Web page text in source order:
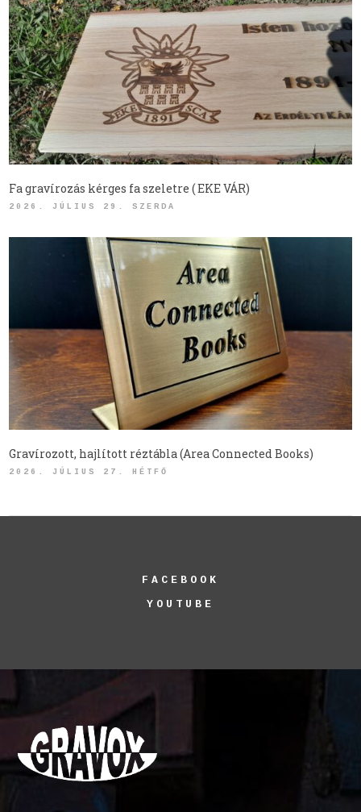
Fa gravírozás kérges fa szeletre ( EKE VÁR)
2026. JÚLIUS 29. SZERDA
Gravírozott, hajlított réztábla (Area Connected Books)
2026. JÚLIUS 27. HÉTFŐ
FACEBOOK
YOUTUBE